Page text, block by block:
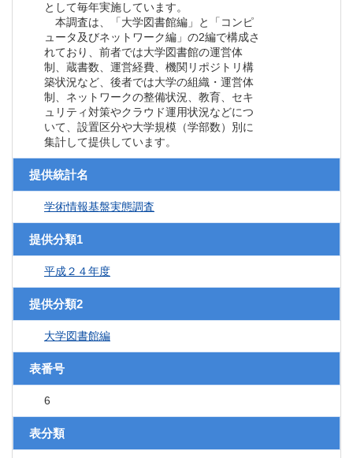
として毎年実施しています。
本調査は、「大学図書館編」と「コンピ
ュータ及びネットワーク編」の2編で構成さ
れており、前者では大学図書館の運営体
制、蔵書数、運営経費、機関リポジトリ構
築状況など、後者では大学の組織・運営体
制、ネットワークの整備状況、教育、セキ
ュリティ対策やクラウド運用状況などにつ
いて、設置区分や大学規模（学部数）別に
集計して提供しています。
提供統計名
学術情報基盤実態調査
提供分類1
平成２４年度
提供分類2
大学図書館編
表番号
6
表分類